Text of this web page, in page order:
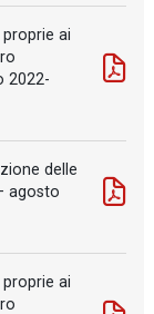
ai
2022-
delle
agosto
ai